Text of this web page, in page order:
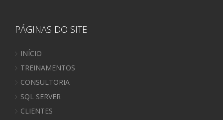
PÁGINAS DO SITE
INÍCIO
TREINAMENTOS
CONSULTORIA
SQL SERVER
CLIENTES